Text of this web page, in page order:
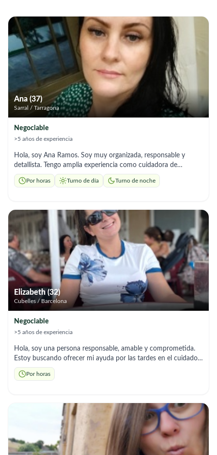
Ana (37)
Sarral / Tarragona
Negociable
>5 años de experiencia
Hola, soy Ana Ramos. Soy muy organizada, responsable y
detallista. Tengo amplia experiencia como cuidadora de
personas mayores y soy experta en limpieza a fondo y
organización general.
Por horas Turno de día Turno de noche
Elizabeth (32)
Cubelles / Barcelona
Negociable
>5 años de experiencia
Hola, soy una persona responsable, amable y comprometida.
Estoy buscando ofrecer mi ayuda por las tardes en el cuidado y
acompañamiento de personas mayores, ya que me gustaría
obtener un ingreso extra. Puedo colaborar con la compañía,
las necesidades de cada familia y me esfuerzo por ofrecer un
trato cercano, respetuoso y de confianza. Estaré encantada de
Por horas